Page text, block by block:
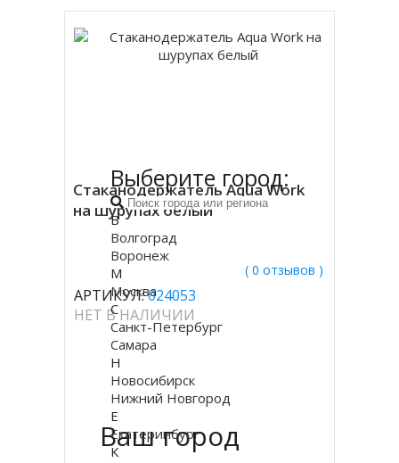
Стаканодержатель Aqua Work
на шурупах белый
( 0 отзывов )
АРТИКУЛ:024053
НЕТ В НАЛИЧИИ
Ваш город
Выберите город:
В
Волгоград
Воронеж
М
Москва
С
Санкт-Петербург
Самара
Н
Новосибирск
Нижний Новгород
Е
Екатеринбург
К